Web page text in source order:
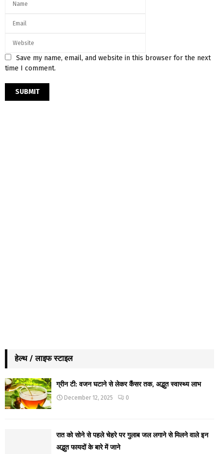
Save my name, email, and website in this browser for the next
time I comment.
हेल्थ / लाइफ स्टाइल
ग्रीन टी: वजन घटाने से लेकर कैंसर तक, अद्भुत स्वास्थ्य लाभ
December 12, 2025 0
रात को सोने से पहले चेहरे पर गुलाब जल लगाने से मिलने वाले इन
अद्भुत फायदों के बारे में जाने